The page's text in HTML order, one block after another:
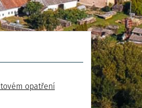
opatření